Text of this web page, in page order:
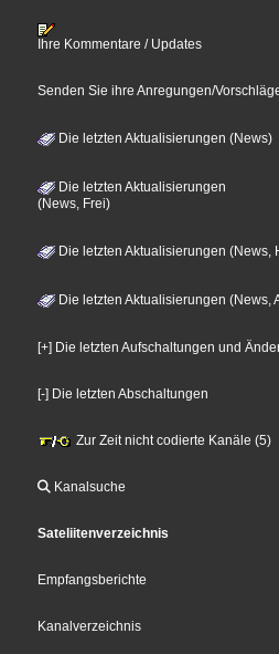
Ihre Kommentare / Updates
Senden Sie ihre Anregungen/
Die letzten Aktualisierungen (News)
Die letzten Aktualisierungen
(News, Frei)
Die letzten Aktualisierungen (News,
Die letzten Aktualisierungen (News,
[+] Die letzten Aufschaltungen und
[-] Die letzten Abschaltungen
Zur Zeit nicht codierte Kanäle (5)
Kanalsuche
Sateliitenverzeichnis
Empfangsberichte
Kanalverzeichnis